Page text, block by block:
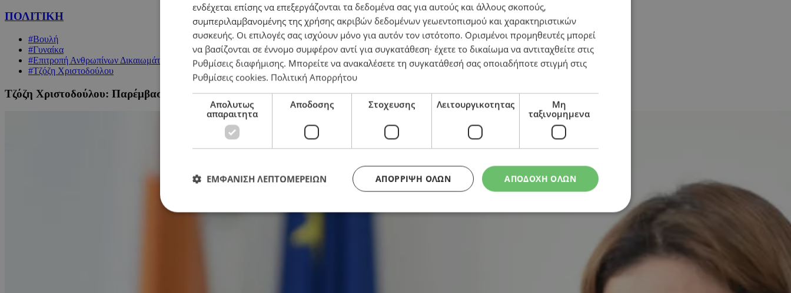
ΠΟΛΙΤΙΚΗ
#Βουλή
#Γυναίκα
#Επιτροπή Ανθρωπίνων Δικαιωμάτων
#Τζόζη Χριστοδούλου
Τζόζη Χριστοδούλου: Παρέμβαση για τις Κοινοβουλευτικές Επιτροπές με επιστολή στα κόμματα
ενδέχεται επίσης να επεξεργάζονται τα δεδομένα σας για αυτούς και άλλους σκοπούς,
συμπεριλαμβανομένης της χρήσης ακριβών δεδομένων γεωεντοπισμού και χαρακτηριστικών
συσκευής. Οι επιλογές σας ισχύουν μόνο για αυτόν τον ιστότοπο. Ορισμένοι προμηθευτές μπορεί
να βασίζονται σε έννομο συμφέρον αντί για συγκατάθεση· έχετε το δικαίωμα να αντιταχθείτε στις
Ρυθμίσεις διαφήμισης. Μπορείτε να ανακαλέσετε τη συγκατάθεσή σας οποιαδήποτε στιγμή στις
Ρυθμίσεις cookies. Πολιτική Απορρήτου
Απολυτως
απαραιτητα
Αποδοσης Στοχευσης Λειτουργικοτητας
Μη
ταξινομημενα
ΑΠΟΔΟΧΗ ΟΛΩΝ
ΑΠΌΡΡΙΨΗ ΌΛΩΝ
ΕΜΦΑΝΙΣΗ ΛΕΠΤΟΜΕΡΕΙΩΝ